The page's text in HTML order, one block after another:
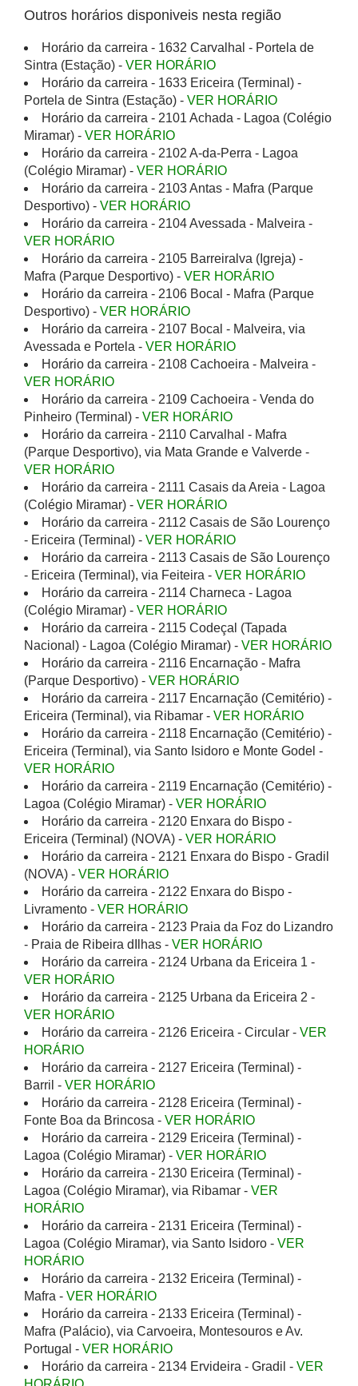
Outros horários disponiveis nesta região
Horário da carreira - 1632 Carvalhal - Portela de
Sintra (Estação) - VER HORÁRIO
Horário da carreira - 1633 Ericeira (Terminal) -
Portela de Sintra (Estação) - VER HORÁRIO
Horário da carreira - 2101 Achada - Lagoa (Colégio
Miramar) - VER HORÁRIO
Horário da carreira - 2102 A-da-Perra - Lagoa
(Colégio Miramar) - VER HORÁRIO
Horário da carreira - 2103 Antas - Mafra (Parque
Desportivo) - VER HORÁRIO
Horário da carreira - 2104 Avessada - Malveira -
VER HORÁRIO
Horário da carreira - 2105 Barreiralva (Igreja) -
Mafra (Parque Desportivo) - VER HORÁRIO
Horário da carreira - 2106 Bocal - Mafra (Parque
Desportivo) - VER HORÁRIO
Horário da carreira - 2107 Bocal - Malveira, via
Avessada e Portela - VER HORÁRIO
Horário da carreira - 2108 Cachoeira - Malveira -
VER HORÁRIO
Horário da carreira - 2109 Cachoeira - Venda do
Pinheiro (Terminal) - VER HORÁRIO
Horário da carreira - 2110 Carvalhal - Mafra
(Parque Desportivo), via Mata Grande e Valverde -
VER HORÁRIO
Horário da carreira - 2111 Casais da Areia - Lagoa
(Colégio Miramar) - VER HORÁRIO
Horário da carreira - 2112 Casais de São Lourenço
- Ericeira (Terminal) - VER HORÁRIO
Horário da carreira - 2113 Casais de São Lourenço
- Ericeira (Terminal), via Feiteira - VER HORÁRIO
Horário da carreira - 2114 Charneca - Lagoa
(Colégio Miramar) - VER HORÁRIO
Horário da carreira - 2115 Codeçal (Tapada
Nacional) - Lagoa (Colégio Miramar) - VER HORÁRIO
Horário da carreira - 2116 Encarnação - Mafra
(Parque Desportivo) - VER HORÁRIO
Horário da carreira - 2117 Encarnação (Cemitério) -
Ericeira (Terminal), via Ribamar - VER HORÁRIO
Horário da carreira - 2118 Encarnação (Cemitério) -
Ericeira (Terminal), via Santo Isidoro e Monte Godel -
VER HORÁRIO
Horário da carreira - 2119 Encarnação (Cemitério) -
Lagoa (Colégio Miramar) - VER HORÁRIO
Horário da carreira - 2120 Enxara do Bispo -
Ericeira (Terminal) (NOVA) - VER HORÁRIO
Horário da carreira - 2121 Enxara do Bispo - Gradil
(NOVA) - VER HORÁRIO
Horário da carreira - 2122 Enxara do Bispo -
Livramento - VER HORÁRIO
Horário da carreira - 2123 Praia da Foz do Lizandro
- Praia de Ribeira dIlhas - VER HORÁRIO
Horário da carreira - 2124 Urbana da Ericeira 1 -
VER HORÁRIO
Horário da carreira - 2125 Urbana da Ericeira 2 -
VER HORÁRIO
Horário da carreira - 2126 Ericeira - Circular - VER
HORÁRIO
Horário da carreira - 2127 Ericeira (Terminal) -
Barril - VER HORÁRIO
Horário da carreira - 2128 Ericeira (Terminal) -
Fonte Boa da Brincosa - VER HORÁRIO
Horário da carreira - 2129 Ericeira (Terminal) -
Lagoa (Colégio Miramar) - VER HORÁRIO
Horário da carreira - 2130 Ericeira (Terminal) -
Lagoa (Colégio Miramar), via Ribamar - VER
HORÁRIO
Horário da carreira - 2131 Ericeira (Terminal) -
Lagoa (Colégio Miramar), via Santo Isidoro - VER
HORÁRIO
Horário da carreira - 2132 Ericeira (Terminal) -
Mafra - VER HORÁRIO
Horário da carreira - 2133 Ericeira (Terminal) -
Mafra (Palácio), via Carvoeira, Montesouros e Av.
Portugal - VER HORÁRIO
Horário da carreira - 2134 Ervideira - Gradil - VER